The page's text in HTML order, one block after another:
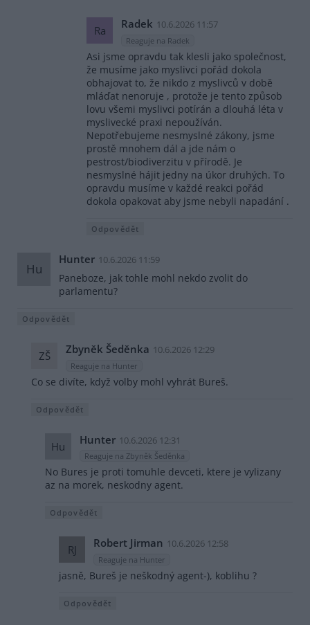
Ra Radek 10.6.2026 11:57
Reaguje na Radek
Asi jsme opravdu tak klesli jako společnost,
že musíme jako myslivci pořád dokola
obhajovat to, že nikdo z myslivců v době
mláďat nenoruje , protože je tento způsob
lovu všemi myslivci potírán a dlouhá léta v
myslivecké praxi nepoužíván.
Nepotřebujeme nesmyslné zákony, jsme
prostě mnohem dál a jde nám o
pestrost/biodiverzitu v přírodě. Je
nesmyslné hájit jedny na úkor druhých. To
opravdu musíme v každé reakci pořád
dokola opakovat aby jsme nebyli napadání .
Odpovědět
Hu
Hunter 10.6.2026 11:59
Paneboze, jak tohle mohl nekdo zvolit do
parlamentu?
Odpovědět
ZŠ Zbyněk Šeděnka 10.6.2026 12:29
Reaguje na Hunter
Co se divíte, když volby mohl vyhrát Bureš.
Odpovědět
Hu Hunter 10.6.2026 12:31
Reaguje na Zbyněk Šeděnka
No Bures je proti tomuhle devceti, ktere je vylizany
az na morek, neskodny agent.
Odpovědět
RJ Robert Jirman 10.6.2026 12:58
Reaguje na Hunter
jasně, Bureš je neškodný agent-), koblihu ?
Odpovědět